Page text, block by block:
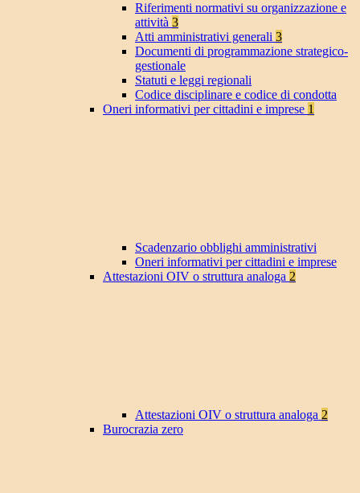
Riferimenti normativi su organizzazione e
attività 3
Atti amministrativi generali 3
Documenti di programmazione strategico-
gestionale
Statuti e leggi regionali
Codice disciplinare e codice di condotta
Oneri informativi per cittadini e imprese 1
Scadenzario obblighi amministrativi
Oneri informativi per cittadini e imprese
Attestazioni OIV o struttura analoga 2
Attestazioni OIV o struttura analoga 2
Burocrazia zero